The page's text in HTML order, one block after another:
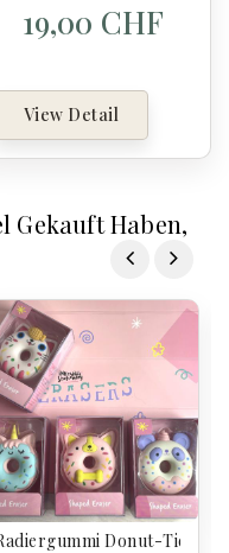
19,00 CHF
View Detail
Gekauft Haben,
(Mini Format)Donut-Tier